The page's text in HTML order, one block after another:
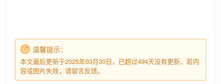
温馨提示：
本文最后更新于2025年03月30日，已超过494天没有更新，若内
容或图片失效，请留言反馈。